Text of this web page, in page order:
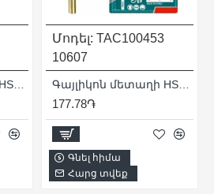
Մոդել: TAC100453
10607
177.78֏
Գնել հիմա
Հարց տվեք